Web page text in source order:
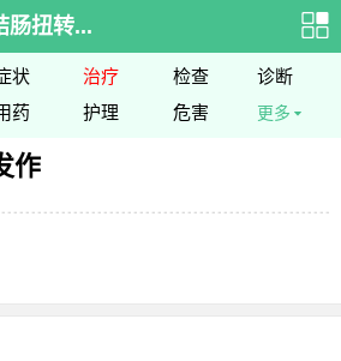
肠扭转...
状 治疗 检查
诊断
药 护理 危害 更多
作